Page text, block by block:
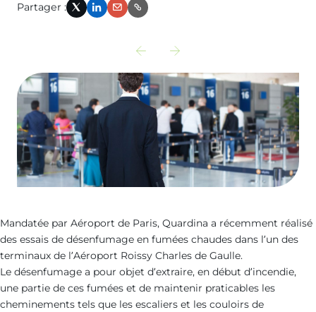
Partager :
X LinkedIn
Email
Link
Découvrir
l‘actualité
précédente
:
restauration-
bibliotheque-
france
Découvrir
l‘actualité
suivante
:
visez-
label-
Mandatée par Aéroport de Paris, Quardina a récemment réalisé
des essais de désenfumage en fumées chaudes dans l’un des
terminaux de l’Aéroport Roissy Charles de Gaulle.
Le désenfumage a pour objet d’extraire, en début d’incendie,
une partie de ces fumées et de maintenir praticables les
cheminements tels que les escaliers et les couloirs de